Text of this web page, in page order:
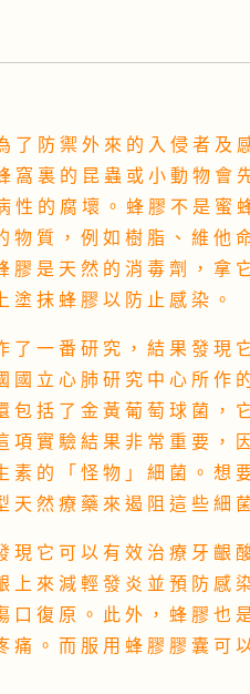
了 防 禦 外 來 的 入 侵 者 及
窩 裏 的 昆 蟲 或 小 動 物 會
性 的 腐 壞 。 蜂 膠 不 是 蜜
物 質 ， 例 如 樹 脂 、 維 他
膠 是 天 然 的 消 毒 劑 ， 拿
塗 抹 蜂 膠 以 防 止 感 染 。
了 一 番 研 究 ， 結 果 發 現
國 立 心 肺 研 究 中 心 所 作
包 括 了 金 黃 葡 萄 球 菌 ，
項 實 驗 結 果 非 常 重 要 ，
素 的 「 怪 物 」 細 菌 。 想
天 然 療 藥 來 遏 阻 這 些 細
現 它 可 以 有 效 治 療 牙 齦
上 來 減 輕 發 炎 並 預 防 感
口 復 原 。 此 外 ， 蜂 膠 也
痛 。 而 服 用 蜂 膠 膠 囊 可